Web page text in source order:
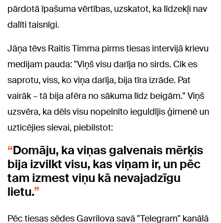
pārdotā īpašuma vērtības, uzskatot, ka līdzekļi nav
dalīti taisnīgi.
Jāņa tēvs Raitis Timma pirms tiesas intervijā krievu
medijam pauda: "Viņš visu darīja no sirds. Cik es
saprotu, viss, ko viņa darīja, bija tīra izrāde. Pat
vairāk – tā bija afēra no sākuma līdz beigām." Viņš
uzsvēra, ka dēls visu nopelnīto ieguldījis ģimenē un
uzticējies sievai, piebilstot:
Domāju, ka viņas galvenais mērķis
bija izvilkt visu, kas viņam ir, un pēc
tam izmest viņu kā nevajadzīgu
lietu.
Pēc tiesas sēdes Gavrilova savā "Telegram" kanālā